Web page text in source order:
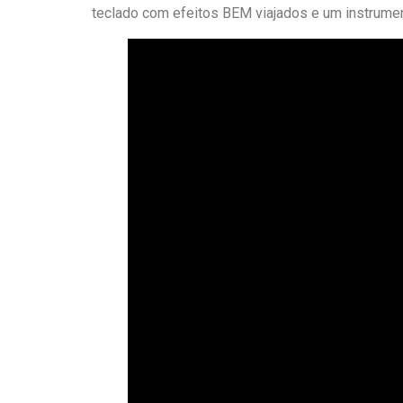
teclado com efeitos BEM viajados e um